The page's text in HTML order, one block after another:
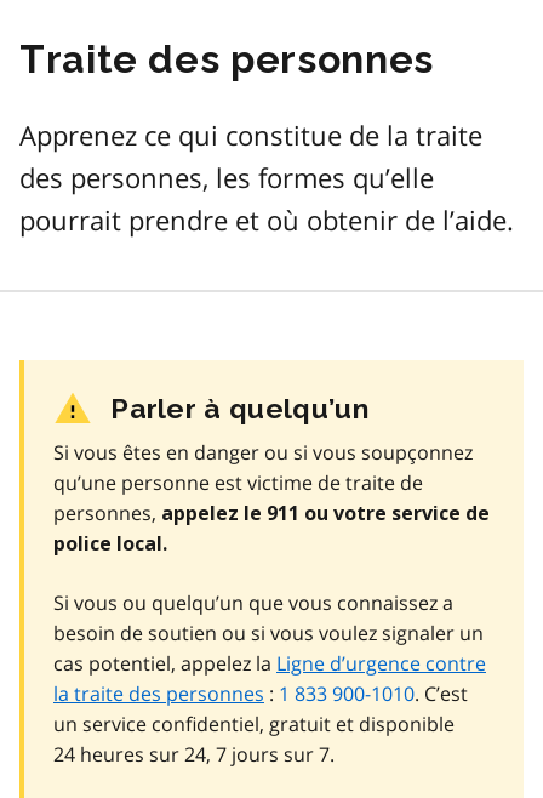
Traite des personnes
Apprenez ce qui constitue de la traite
des personnes, les formes qu’elle
pourrait prendre et où obtenir de l’aide.
Parler à quelqu’un
Si vous êtes en danger ou si vous soupçonnez
qu’une personne est victime de traite de
personnes, appelez le 911 ou votre service de
police local.
Si vous ou quelqu’un que vous connaissez a
besoin de soutien ou si vous voulez signaler un
cas potentiel, appelez la Ligne d’urgence contre
la traite des personnes : 1 833 900-1010. C’est
un service confidentiel, gratuit et disponible
24 heures sur 24, 7 jours sur 7.